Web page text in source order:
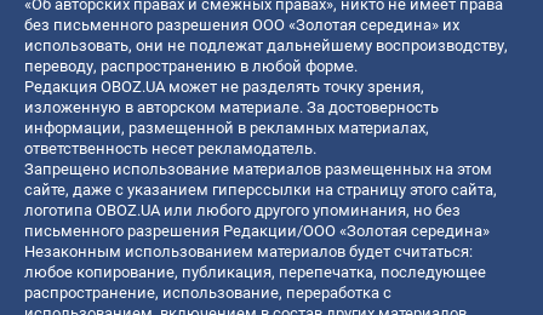
«Об авторских правах и смежных правах», никто не имеет права
без письменного разрешения ООО «Золотая середина» их
использовать, они не подлежат дальнейшему воспроизводству,
переводу, распространению в любой форме.
Редакция OBOZ.UA может не разделять точку зрения,
изложенную в авторском материале. За достоверность
информации, размещенной в рекламных материалах,
ответственность несет рекламодатель.
Запрещено использование материалов размещенных на этом
сайте, даже с указанием гиперссылки на страницу этого сайта,
логотипа OBOZ.UA или любого другого упоминания, но без
письменного разрешения Редакции/ООО «Золотая середина»
Незаконным использованием материалов будет считаться:
любое копирование, публикация, перепечатка, последующее
распространение, использование, переработка с